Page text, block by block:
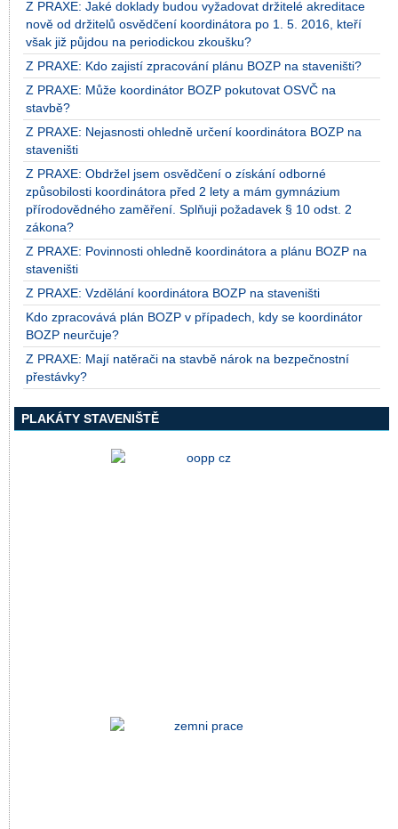
Z PRAXE: Jaké doklady budou vyžadovat držitelé akreditace
nově od držitelů osvědčení koordinátora po 1. 5. 2016, kteří
však již půjdou na periodickou zkoušku?
Z PRAXE: Kdo zajistí zpracování plánu BOZP na staveništi?
Z PRAXE: Může koordinátor BOZP pokutovat OSVČ na
stavbě?
Z PRAXE: Nejasnosti ohledně určení koordinátora BOZP na
staveništi
Z PRAXE: Obdržel jsem osvědčení o získání odborné
způsobilosti koordinátora před 2 lety a mám gymnázium
přírodovědného zaměření. Splňuji požadavek § 10 odst. 2
zákona?
Z PRAXE: Povinnosti ohledně koordinátora a plánu BOZP na
staveništi
Z PRAXE: Vzdělání koordinátora BOZP na staveništi
Kdo zpracovává plán BOZP v případech, kdy se koordinátor
BOZP neurčuje?
Z PRAXE: Mají natěrači na stavbě nárok na bezpečnostní
přestávky?
PLAKÁTY STAVENIŠTĚ